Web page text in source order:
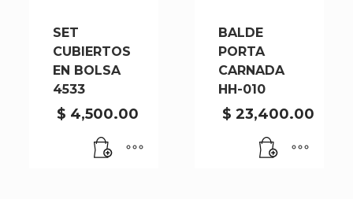
SET
CUBIERTOS
EN BOLSA
4533
$ 4,500.00
BALDE
PORTA
CARNADA
HH-010
$ 23,400.00